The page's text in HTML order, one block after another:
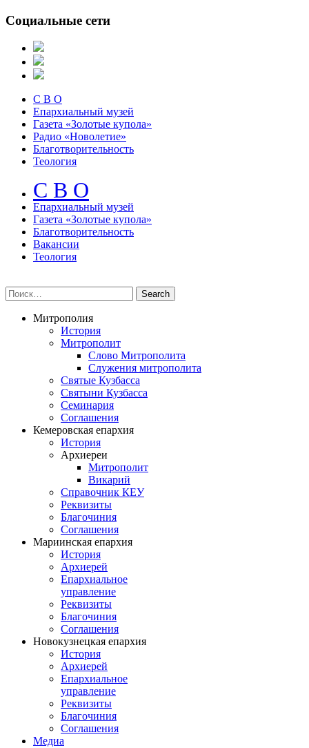
Социальные сети
С В О
Епархиальный музей
Газета «Золотые купола»
Радио «Новолетие»
Благотворительность
Теология
С В О
Епархиальный музeй
Газета «Золотые купола»
Благотворительность
Вакансии
Теология
Митрополия
История
Митрополит
Слово Митрополита
Служения митрополита
Святые Кузбасса
Святыни Кузбасса
Семинария
Соглашения
Кемеровская епархия
История
Архиереи
Митрополит
Викарий
Справочник КЕУ
Реквизиты
Благочиния
Соглашения
Мариинская епархия
История
Архиерей
Епархиальное
управление
Реквизиты
Благочиния
Соглашения
Новокузнецкая епархия
История
Архиерей
Епархиальное
управление
Реквизиты
Благочиния
Соглашения
Медиа